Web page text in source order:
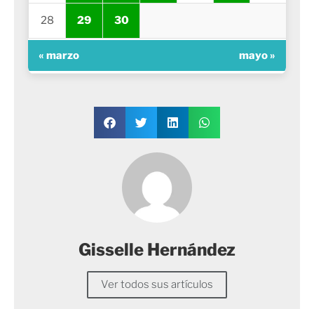
28 29 30
« marzo mayo »
Gisselle Hernández
Ver todos sus artículos